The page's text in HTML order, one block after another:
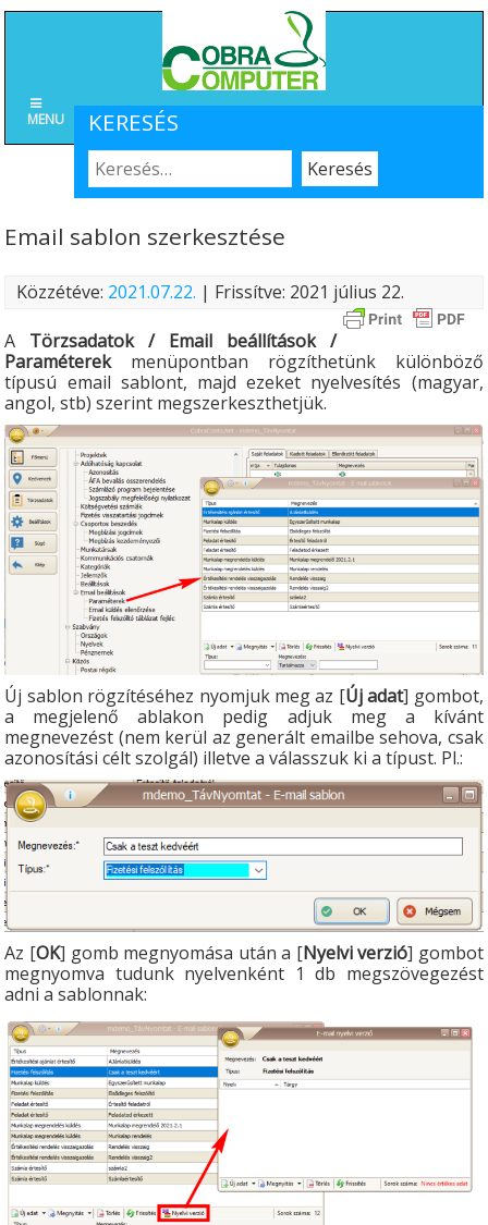
KERESÉS
MENU
Email sablon szerkesztése
Közzétéve: 2021.07.22. | Frissítve: 2021 július 22.
A Törzsadatok / Email beállítások /
Paraméterekmenüpontban rögzíthetünk különböző
típusú email sablont, majd ezeket nyelvesítés (magyar,
angol, stb) szerint megszerkeszthetjük.
Új sablon rögzítéséhez nyomjuk meg az [Új adat] gombot,
a megjelenő ablakon pedig adjuk meg a kívánt
megnevezést (nem kerül az generált emailbe sehova, csak
azonosítási célt szolgál) illetve a válasszuk ki a típust. Pl.:
Az [OK] gomb megnyomása után a [Nyelvi verzió] gombot
megnyomva tudunk nyelvenként 1 db megszövegezést
adni a sablonnak: